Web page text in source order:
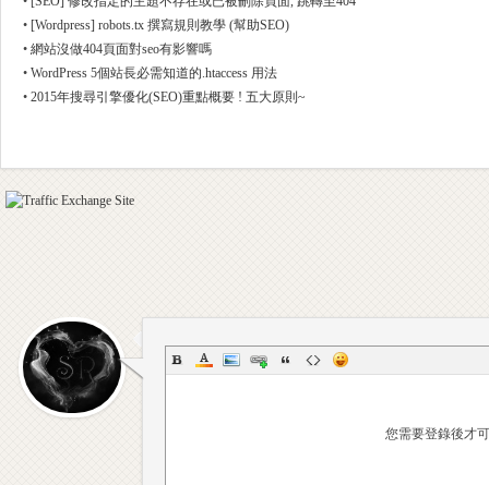
室
• [Wordpress] robots.tx 撰寫規則教學 (幫助SEO)
• 網站沒做404頁面對seo有影響嗎
• WordPress 5個站長必需知道的.htaccess 用法
• 2015年搜尋引擎優化(SEO)重點概要 ! 五大原則~
您需要登錄後才